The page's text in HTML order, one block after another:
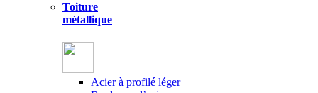
Toiture
métallique
Acier à profilé léger